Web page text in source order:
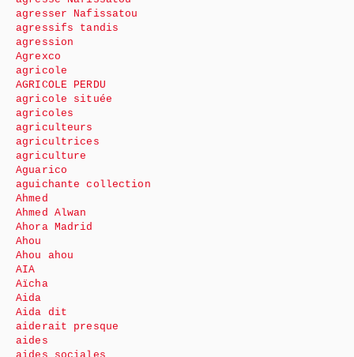
agresser Nafissatou
agressifs tandis
agression
Agrexco
agricole
AGRICOLE PERDU
agricole située
agricoles
agriculteurs
agricultrices
agriculture
Aguarico
aguichante collection
Ahmed
Ahmed Alwan
Ahora Madrid
Ahou
Ahou ahou
AIA
Aïcha
Aida
Aida dit
aiderait presque
aides